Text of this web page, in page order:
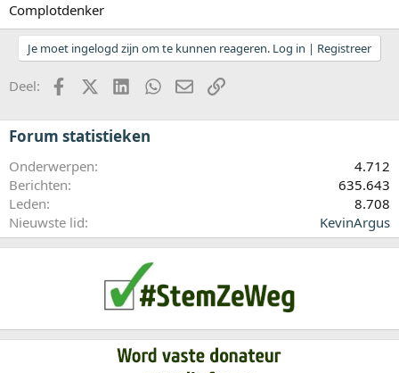
Complotdenker
Je moet ingelogd zijn om te kunnen reageren. Log in | Registreer
Deel: FacebookX (Twitter)LinkedInWhatsApp
E-mailkoppeling
Forum statistieken
Onderwerpen
4.712
Berichten
635.643
Leden
8.708
Nieuwste lid
KevinArgus